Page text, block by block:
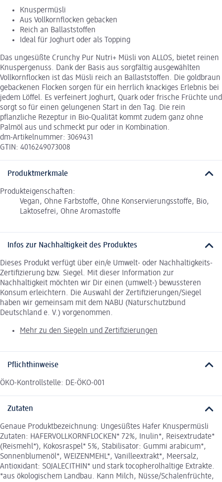
Knuspermüsli
Aus Vollkornflocken gebacken
Reich an Ballaststoffen
Ideal für Joghurt oder als Topping
Das ungesüßte Crunchy Pur Nutri+ Müsli von ALLOS, bietet reinen
Knuspergenuss. Dank der Basis aus sorgfältig ausgewählten
Vollkornflocken ist das Müsli reich an Ballaststoffen. Die goldbraun
gebackenen Flocken sorgen für ein herrlich knackiges Erlebnis bei
jedem Löffel. Es verfeinert Joghurt, Quark oder frische Früchte und
sorgt so für einen gelungenen Start in den Tag. Die rein
pflanzliche Rezeptur in Bio-Qualität kommt zudem ganz ohne
Palmöl aus und schmeckt pur oder in Kombination.
dm-Artikelnummer: 3069431
GTIN: 4016249073008
Produktmerkmale
Produkteigenschaften:
Vegan, Ohne Farbstoffe, Ohne Konservierungsstoffe, Bio,
Laktosefrei, Ohne Aromastoffe
Infos zur Nachhaltigkeit des Produktes
Dieses Produkt verfügt über ein/e Umwelt- oder Nachhaltigkeits-
Zertifizierung bzw. Siegel. Mit dieser Information zur
Nachhaltigkeit möchten wir Dir einen (umwelt-) bewussteren
Konsum erleichtern. Die Auswahl der Zertifizierungen/Siegel
haben wir gemeinsam mit dem NABU (Naturschutzbund
Deutschland e. V.) vorgenommen.
Mehr zu den Siegeln und Zertifizierungen
Pflichthinweise
ÖKO-Kontrollstelle: DE-ÖKO-001
Zutaten
Genaue Produktbezeichnung: Ungesüßtes Hafer Knuspermüsli
Zutaten: HAFERVOLLKORNFLOCKEN* 72%, Inulin*, Reisextrudate*
(Reismehl*), Kokosraspel* 5%, Stabilisator: Gummi arabicum*,
Sonnenblumenöl*, WEIZENMEHL*, Vanilleextrakt*, Meersalz,
Antioxidant: SOJALECITHIN* und stark tocopherolhaltige Extrakte.
*aus ökologischem Landbau. Kann Milch, Nüsse/Schalenfrüchte,